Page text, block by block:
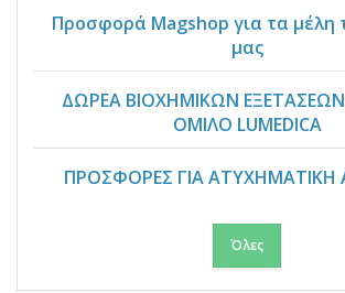
Προσφορά Magshop για τα μέλη
μας
ΔΩΡΕΑ ΒΙΟΧΗΜΙΚΩΝ
ΟΜΙΛΟ LUMEDICA
ΠΡΟΣΦΟΡΕΣ ΓΙΑ ΑΤΥΧΗΜΑΤΙΚΗ
Όλες